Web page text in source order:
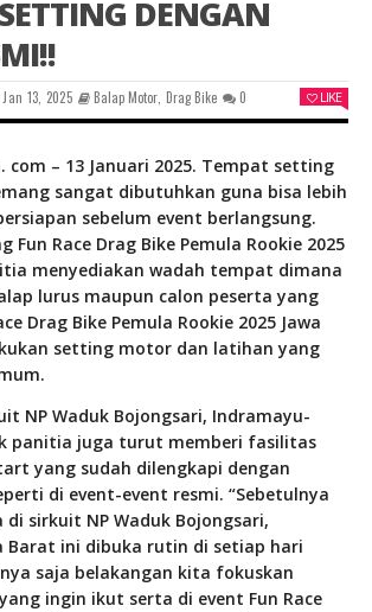
DENGAN
Jan 13, 2025 Balap Motor, Drag Bike 0 LIKE
com – 13 Januari 2025. Tempat setting
sangat dibutuhkan guna bisa lebih
sebelum event berlangsung.
Fun Race Drag Bike Pemula Rookie 2025
menyediakan wadah tempat dimana
lurus maupun calon peserta yang
Drag Bike Pemula Rookie 2025 Jawa
setting motor dan latihan yang
NP Waduk Bojongsari, Indramayu-
panitia juga turut memberi fasilitas
yang sudah dilengkapi dengan
di event-event resmi. “Sebetulnya
sirkuit NP Waduk Bojongsari,
Barat ini dibuka rutin di setiap hari
saja belakangan kita fokuskan
ingin ikut serta di event Fun Race